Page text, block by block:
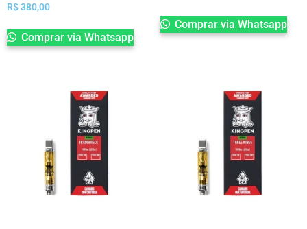
R$380,00
Comprar via Whatsapp
Comprar via Whatsapp